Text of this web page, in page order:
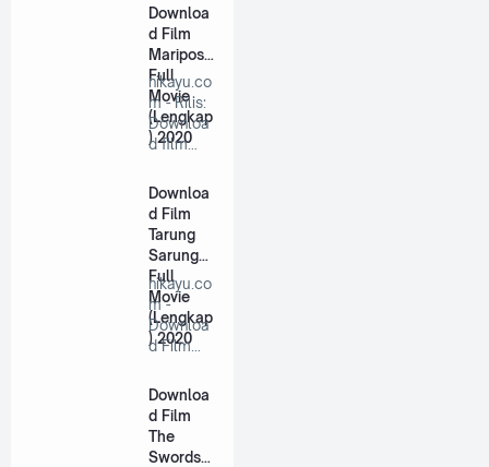
Muslim …
Downloa
d Film
Mariposa
Full
Movie
(Lengkap
) 2020
nikayu.co
m - Rilis:
Downloa
d film
Ful…
Downloa
d Film
Tarung
Sarung
Full
Movie
(Lengkap
) 2020
nikayu.co
m -
Downloa
d Film
Sarung
Full …
Downloa
d Film
The
Swordsm